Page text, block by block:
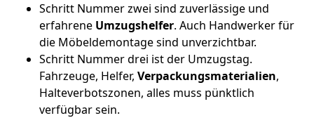
Schritt Nummer zwei sind zuverlässige und
erfahrene Umzugshelfer. Auch Handwerker für
die Möbeldemontage sind unverzichtbar.
Schritt Nummer drei ist der Umzugstag.
Fahrzeuge, Helfer, Verpackungsmaterialien,
Halteverbotszonen, alles muss pünktlich
verfügbar sein.